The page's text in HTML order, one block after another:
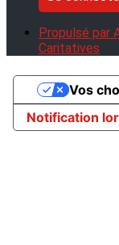
Propulsé par
Caritatives
Notification
Vos